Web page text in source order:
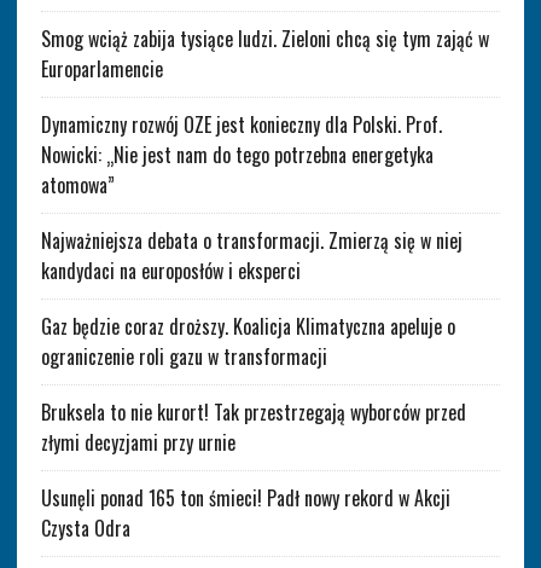
Smog wciąż zabija tysiące ludzi. Zieloni chcą się tym zająć w
Europarlamencie
Dynamiczny rozwój OZE jest konieczny dla Polski. Prof.
Nowicki: „Nie jest nam do tego potrzebna energetyka
atomowa”
Najważniejsza debata o transformacji. Zmierzą się w niej
kandydaci na europosłów i eksperci
Gaz będzie coraz droższy. Koalicja Klimatyczna apeluje o
ograniczenie roli gazu w transformacji
Bruksela to nie kurort! Tak przestrzegają wyborców przed
złymi decyzjami przy urnie
Usunęli ponad 165 ton śmieci! Padł nowy rekord w Akcji
Czysta Odra